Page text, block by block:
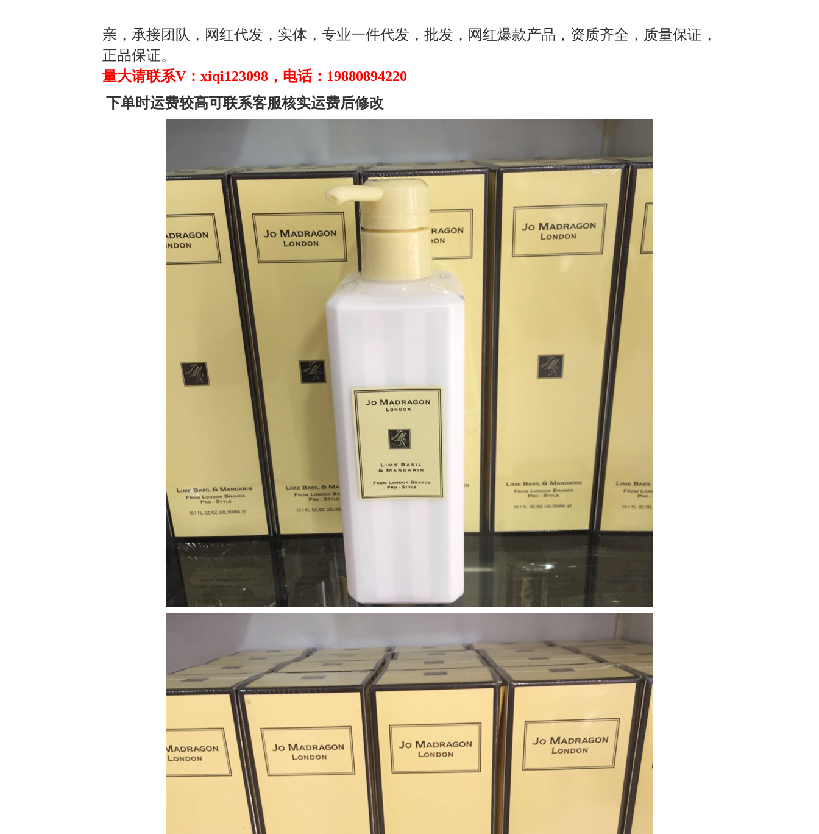
亲，承接团队，网红代发，实体，专业一件代发，批发，网红爆款产品，资质齐全，质量保证，
正品保证。
量大请联系V：xiqi123098，电话：19880894220
下单时运费较高可联系客服核实运费后修改